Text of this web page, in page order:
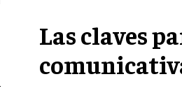
Las claves